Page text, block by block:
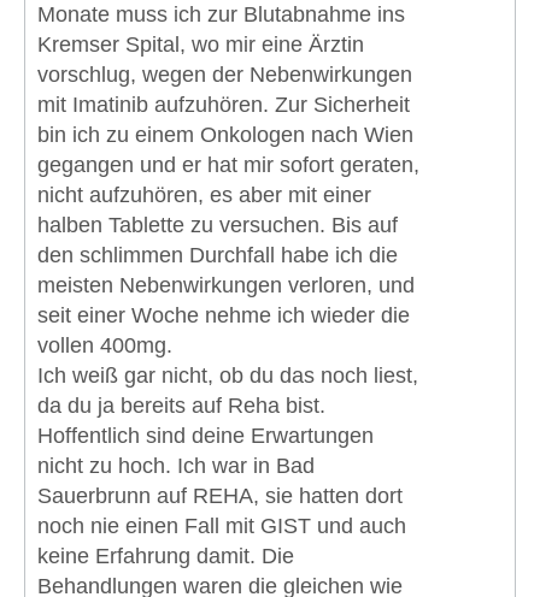
Monate muss ich zur Blutabnahme ins
Kremser Spital, wo mir eine Ärztin
vorschlug, wegen der Nebenwirkungen
mit Imatinib aufzuhören. Zur Sicherheit
bin ich zu einem Onkologen nach Wien
gegangen und er hat mir sofort geraten,
nicht aufzuhören, es aber mit einer
halben Tablette zu versuchen. Bis auf
den schlimmen Durchfall habe ich die
meisten Nebenwirkungen verloren, und
seit einer Woche nehme ich wieder die
vollen 400mg.
Ich weiß gar nicht, ob du das noch liest,
da du ja bereits auf Reha bist.
Hoffentlich sind deine Erwartungen
nicht zu hoch. Ich war in Bad
Sauerbrunn auf REHA, sie hatten dort
noch nie einen Fall mit GIST und auch
keine Erfahrung damit. Die
Behandlungen waren die gleichen wie